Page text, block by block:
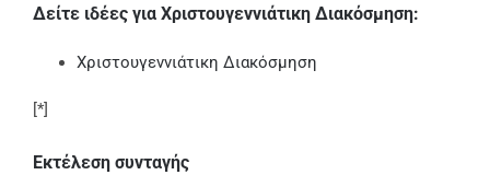
Δείτε ιδέες για Χριστουγεννιάτικη Διακόσμηση:
Χριστουγεννιάτικη Διακόσμηση
[*]
Εκτέλεση συνταγής